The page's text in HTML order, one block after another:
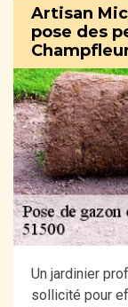
Artisan
pose des
Un jardinier
sollicité pour